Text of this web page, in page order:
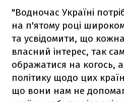
"Водночас Україні
на п'ятому році
та усвідомити, що
власний інтерес, так
ображатися на когось,
політику щодо цих
що вони нам не